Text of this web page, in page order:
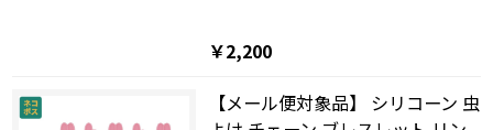
￥2,200
【メール便対象品】 シリコーン 虫